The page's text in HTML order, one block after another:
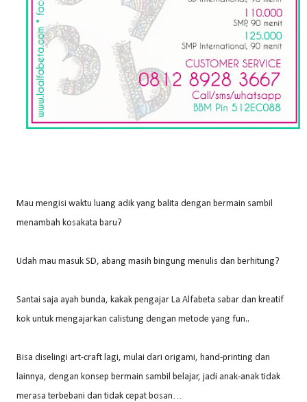
Mau mengisi waktu luang adik yang balita dengan bermain sambil
menambah kosakata baru?
Udah mau masuk SD, abang masih bingung menulis dan berhitung?
Santai saja ayah bunda, kakak pengajar La Alfabeta sabar dan kreatif
kok untuk mengajarkan calistung dengan metode yang fun..
Bisa diselingi art-craft lagi, mulai dari origami, hand-printing dan
lainnya, dengan konsep bermain sambil belajar, jadi anak-anak tidak
merasa terbebani dan tidak cepat bosan…